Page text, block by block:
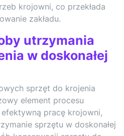
krojowni, co przekłada
zakładu.
utrzymania
w doskonałej
sprzęt do krojenia
element procesu
pracę krojowni,
sprzętu w doskonałej